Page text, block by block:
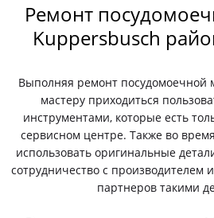
Ремонт
Kuppersbusch
Выполняя ремонт
мастеру приходиться
инструментами, которые есть
сервисном центре. Также во
использовать оригинальные
сотрудничество с производителем
партнеров такими